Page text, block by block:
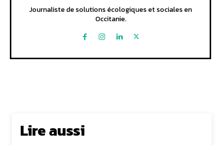
Journaliste de solutions écologiques et sociales en
Occitanie.
Lire aussi